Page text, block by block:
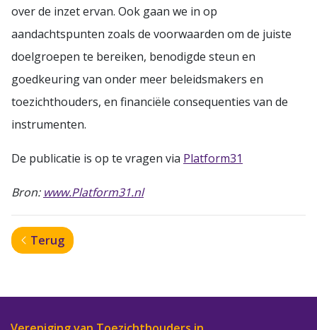
over de inzet ervan. Ook gaan we in op
aandachtspunten zoals de voorwaarden om de juiste
doelgroepen te bereiken, benodigde steun en
goedkeuring van onder meer beleidsmakers en
toezichthouders, en financiële consequenties van de
instrumenten.
De publicatie is op te vragen via Platform31
Bron: www.Platform31.nl
Terug